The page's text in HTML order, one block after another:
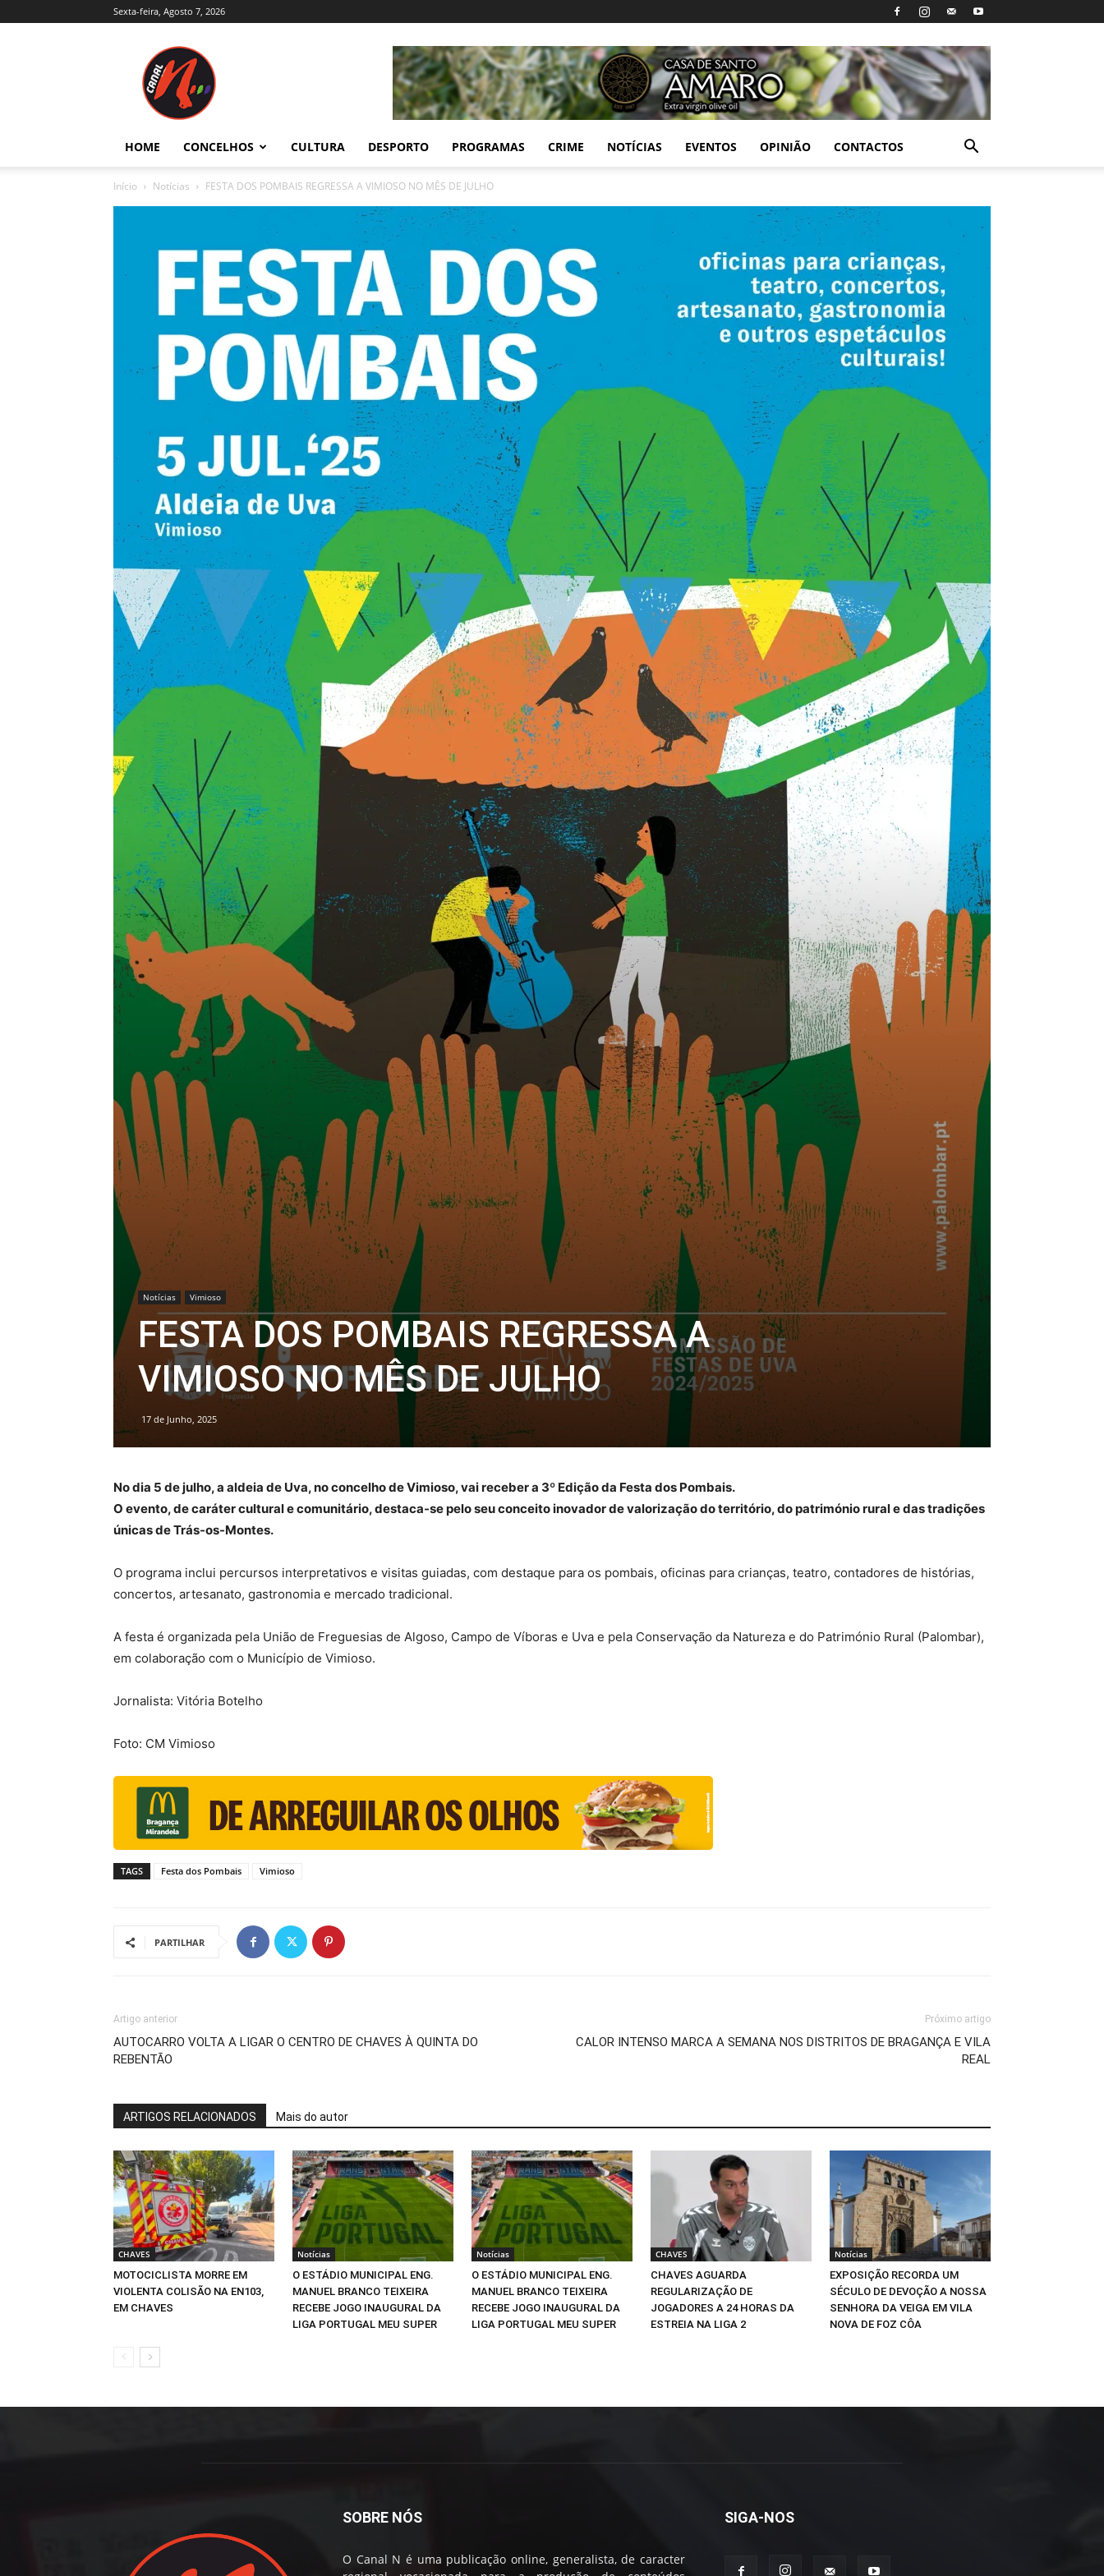
Sexta-feira, Agosto 7, 2026
Trás-
e
Alto
HOME CONCELHOS CULTURA DESPORTO PROGRAMAS CRIME NOTÍCIAS EVENTOS OPINIÃO CONTACTOS
Início Notícias FESTA DOS POMBAIS REGRESSA A VIMIOSO NO MÊS DE JULHO
Notícias Vimioso
FESTA DOS POMBAIS REGRESSA A
VIMIOSO NO MÊS DE JULHO
17 de Junho, 2025
No dia 5 de julho, a aldeia de Uva, no concelho de Vimioso, vai receber a 3º Edição da Festa dos Pombais.
O evento, de caráter cultural e comunitário, destaca-se pelo seu conceito inovador de valorização do território, do património rural e das tradições
únicas de Trás-os-Montes.
O programa inclui percursos interpretativos e visitas guiadas, com destaque para os pombais, oficinas para crianças, teatro, contadores de histórias,
concertos, artesanato, gastronomia e mercado tradicional.
A festa é organizada pela União de Freguesias de Algoso, Campo de Víboras e Uva e pela Conservação da Natureza e do Património Rural (Palombar),
em colaboração com o Município de Vimioso.
Jornalista: Vitória Botelho
Foto: CM Vimioso
TAGS Festa dos Pombais Vimioso
PARTILHAR
Artigo anterior
AUTOCARRO VOLTA A LIGAR O CENTRO DE CHAVES À QUINTA DO
REBENTÃO
Próximo artigo
CALOR INTENSO MARCA A SEMANA NOS DISTRITOS DE BRAGANÇA E VILA
REAL
ARTIGOS RELACIONADOS Mais do autor
CHAVES
MOTOCICLISTA MORRE EM
VIOLENTA COLISÃO NA EN103,
EM CHAVES
Notícias
O ESTÁDIO MUNICIPAL ENG.
MANUEL BRANCO TEIXEIRA
RECEBE JOGO INAUGURAL DA
LIGA PORTUGAL MEU SUPER
Notícias
O ESTÁDIO MUNICIPAL ENG.
MANUEL BRANCO TEIXEIRA
RECEBE JOGO INAUGURAL DA
LIGA PORTUGAL MEU SUPER
CHAVES
CHAVES AGUARDA
REGULARIZAÇÃO DE
JOGADORES A 24 HORAS DA
ESTREIA NA LIGA 2
Notícias
EXPOSIÇÃO RECORDA UM
SÉCULO DE DEVOÇÃO A NOSSA
SENHORA DA VEIGA EM VILA
NOVA DE FOZ CÔA
SOBRE NÓS
O Canal N é uma publicação online, generalista, de caracter
SIGA-NOS